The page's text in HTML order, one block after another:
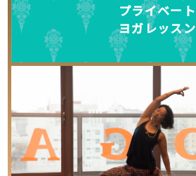
プライベート
ヨガレッスン